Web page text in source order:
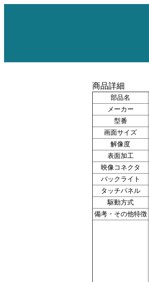
商品詳細
部品名
メーカー
型番
画面サイズ
解像度
表面加工
映像コネクタ
バックライト
タッチパネル
駆動方式
備考・その他特徴